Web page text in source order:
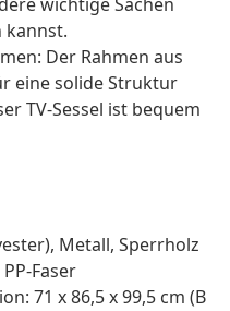
Der Rahmen aus
eine solide Struktur
TV-Sessel ist bequem
Metall, Sperrholz
Faser
71 x 86,5 x 99,5 cm (B